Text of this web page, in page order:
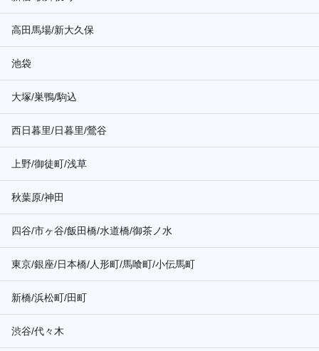
高田馬場/新大久保
池袋
大塚/巣鴨/駒込
西日暮里/日暮里/鶯谷
上野/御徒町/浅草
秋葉原/神田
四谷/市ヶ谷/飯田橋/水道橋/御茶ノ水
東京/銀座/日本橋/人形町/馬喰町/小伝馬町
新橋/浜松町/田町
渋谷/代々木